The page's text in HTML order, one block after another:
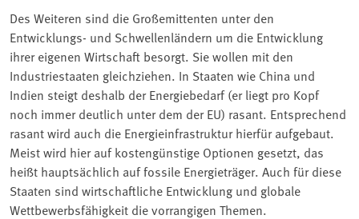
Des Weiteren sind die Großemittenten unter den
Entwicklungs- und Schwellenländern um die Entwicklung
ihrer eigenen Wirtschaft besorgt. Sie wollen mit den
Industriestaaten gleichziehen. In Staaten wie China und
Indien steigt deshalb der Energiebedarf (er liegt pro Kopf
noch immer deutlich unter dem der EU) rasant. Entsprechend
rasant wird auch die Energieinfrastruktur hierfür aufgebaut.
Meist wird hier auf kostengünstige Optionen gesetzt, das
heißt hauptsächlich auf fossile Energieträger. Auch für diese
Staaten sind wirtschaftliche Entwicklung und globale
Wettbewerbsfähigkeit die vorrangigen Themen.